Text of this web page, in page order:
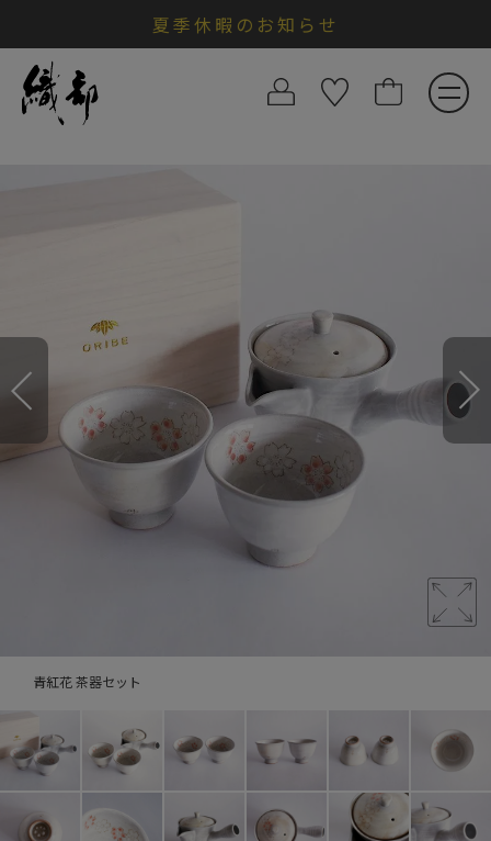
夏季休暇のお知らせ
青紅花 茶器セット